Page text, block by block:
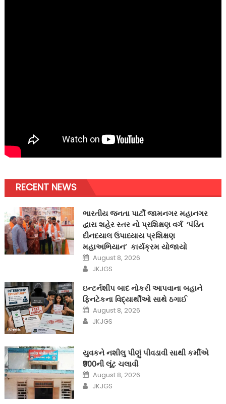
RECENT NEWS
ભારતીય જનતા પાર્ટી જામનગર મહાનગર
દ્વારા શહેર સ્તર નો પ્રશિક્ષણ વર્ગ ‘પંડિત
દીનદયાલ ઉપાધ્યાય પ્રશિક્ષણ
મહાઅભિયાન’ કાર્યક્રમ યોજાયો
Posted
on
August 8, 2026
Author
JKJGS
ઇન્ટર્નશીપ બાદ નોકરી આપવાના બહાને
ફિનટેકના વિદ્યાર્થીઓ સાથે ઠગાઈ
Posted
on
August 8, 2026
Author
JKJGS
યુવકને નશીલુ પીણું પીવડાવી સાથી કર્મીએ
₹900ની લૂંટ ચલાવી
Posted
on
August 8, 2026
Author
JKJGS